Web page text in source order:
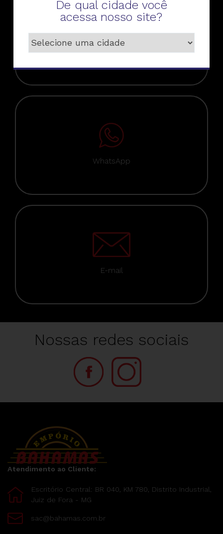
Telefone
WhatsApp
E-mail
Nossas redes sociais
Atendimento ao Cliente:
Escritório Central: BR 040, KM 780, Distrito Industrial,
Juiz de Fora - MG
sac@bahamas.com.br
De qual cidade você
acessa nosso site?